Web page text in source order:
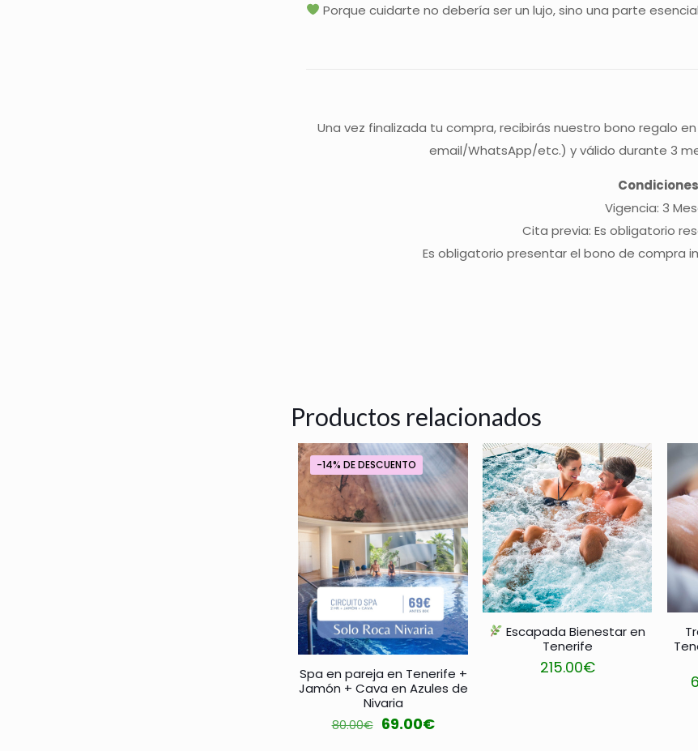
Porque cuidarte no debería ser un lujo, sino una parte
Una vez finalizada tu compra, recibirás nuestro bono regalo
email/WhatsApp/etc.) y válido durante 3
Vigencia: 3
Cita previa: Es obligatorio
Es obligatorio presentar el bono de compra
Productos relacionados
-14% DE DESCUENTO
Spa en pareja en Tenerife +
Jamón + Cava en Azules de
Nivaria
80.00€ El
69.00€El
Escapada Bienestar en
Tenerife
215.00€